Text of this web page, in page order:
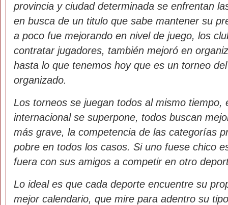
provincia y ciudad determinada se enfrentan
en busca de un titulo que sabe mantener su
a poco fue mejorando en nivel de juego, los
contratar jugadores, también mejoró en
hasta lo que tenemos hoy que es un torneo
organizado.
Los torneos se juegan todos al mismo tiempo,
internacional se superpone, todos buscan
más grave, la competencia de las categorías
pobre en todos los casos. Si uno fuese chico
fuera con sus amigos a competir en otro
Lo ideal es que cada deporte encuentre su
mejor calendario, que mire para adentro su